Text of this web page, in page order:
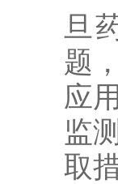
旦
题
应
监
取